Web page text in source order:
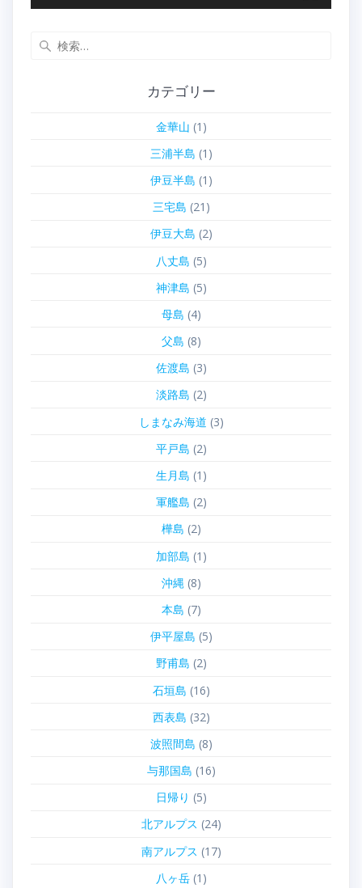
カテゴリー
金華山 (1)
三浦半島 (1)
伊豆半島 (1)
三宅島 (21)
伊豆大島 (2)
八丈島 (5)
神津島 (5)
母島 (4)
父島 (8)
佐渡島 (3)
淡路島 (2)
しまなみ海道 (3)
平戸島 (2)
生月島 (1)
軍艦島 (2)
樺島 (2)
加部島 (1)
沖縄 (8)
本島 (7)
伊平屋島 (5)
野甫島 (2)
石垣島 (16)
西表島 (32)
波照間島 (8)
与那国島 (16)
日帰り (5)
北アルプス (24)
南アルプス (17)
八ヶ岳(1)